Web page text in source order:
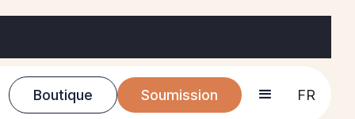
Boutique Soumission FR